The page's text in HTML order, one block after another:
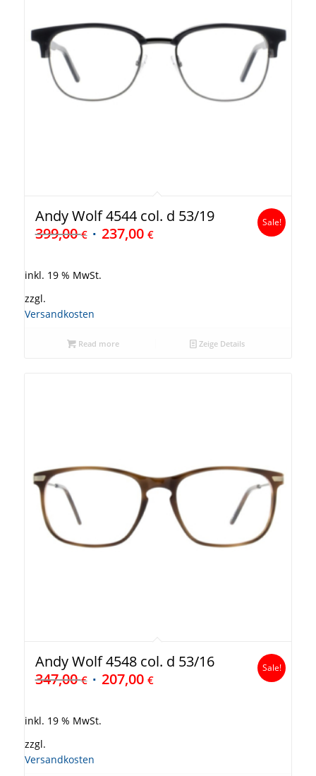
Andy Wolf 4544 col. d 53/19
399,00€ 237,00 €
Sale!
inkl. 19 % MwSt.
zzgl.
Versandkosten
Read more Zeige Details
Andy Wolf 4548 col. d 53/16
347,00€ 207,00 €
Sale!
inkl. 19 % MwSt.
zzgl.
Versandkosten